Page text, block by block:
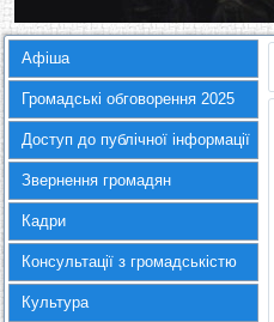
Афіша
Громадські обговорення 2025
Доступ до публічної інформації
Звернення громадян
Кадри
Консультації з громадськістю
Культура